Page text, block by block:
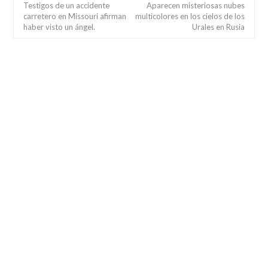
Testigos de un accidente
carretero en Missouri afirman
haber visto un ángel.
Aparecen misteriosas nubes
multicolores en los cielos de los
Urales en Rusia